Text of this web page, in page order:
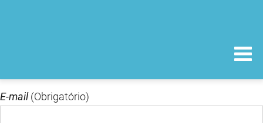
E-mail (Obrigatório)